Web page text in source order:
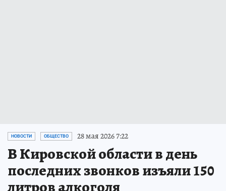
НОВОСТИ ОБЩЕСТВО 28 мая 2026 7:22
В Кировской области в день
последних звонков изъяли 150